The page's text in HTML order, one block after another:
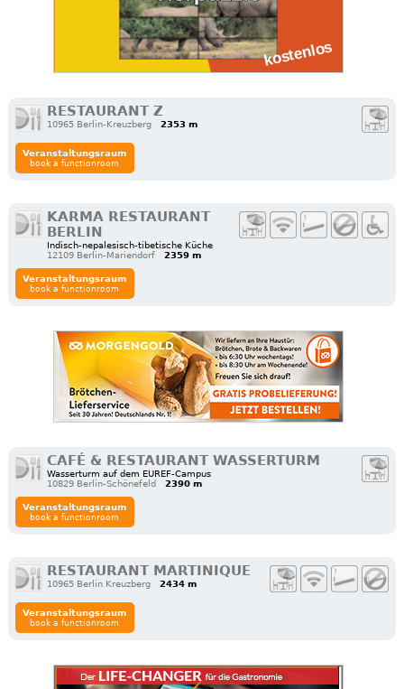
RESTAURANT Z
10965 Berlin-Kreuzberg 2353 m
Veranstaltungsraum
book a functionroom
KARMA RESTAURANT
BERLIN
Indisch-nepalesisch-tibetische Küche
12109 Berlin-Mariendorf
2359 m
Veranstaltungsraum
book a functionroom
CAFÉ & RESTAURANT WASSERTURM
Wasserturm auf dem EUREF-Campus
10829 Berlin-Schönefeld
2390 m
Veranstaltungsraum
book a functionroom
RESTAURANT MARTINIQUE
10965 Berlin Kreuzberg 2434 m
Veranstaltungsraum
book a functionroom